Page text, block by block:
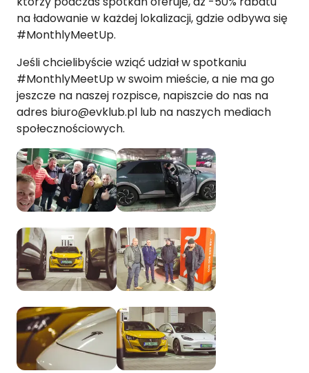
na ładowanie w każdej lokalizacji, gdzie odbywa się
#MonthlyMeetUp.
Jeśli chcielibyście wziąć udział w spotkaniu
#MonthlyMeetUp w swoim mieście, a nie ma go
jeszcze na naszej rozpisce, napiszcie do nas na
adres biuro@evklub.pl lub na naszych mediach
społecznościowych.